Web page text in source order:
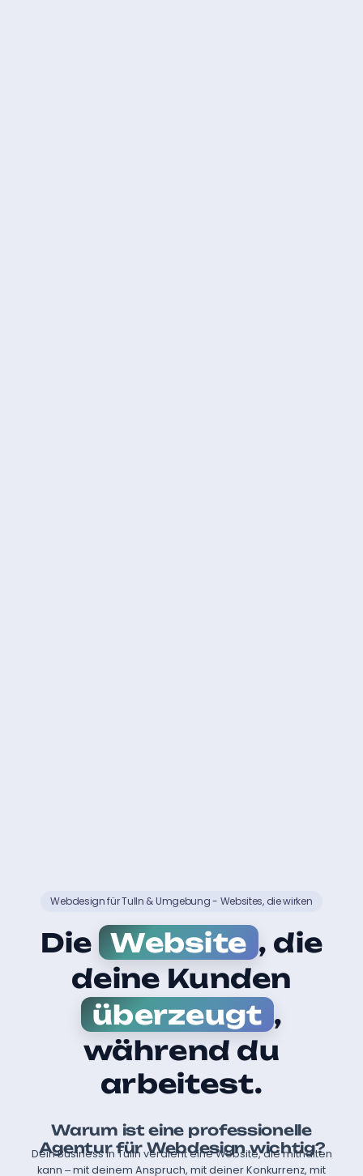
Webdesign für Tulln & Umgebung - Websites, die wirken
Die Website , die
deine Kunden
überzeugt ,
während du
arbeitest.
Warum ist eine professionelle
Agentur für Webdesign wichtig?
Dein Business in Tulln verdient eine Website, die mithalten
kann – mit deinem Anspruch, mit deiner Konkurrenz, mit